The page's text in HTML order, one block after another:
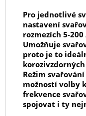
Pro jednotlivé
nastavení
rozmezích 5-200
Umožňuje
proto je to
Režim
možností volby
frekvence
spojovat i ty